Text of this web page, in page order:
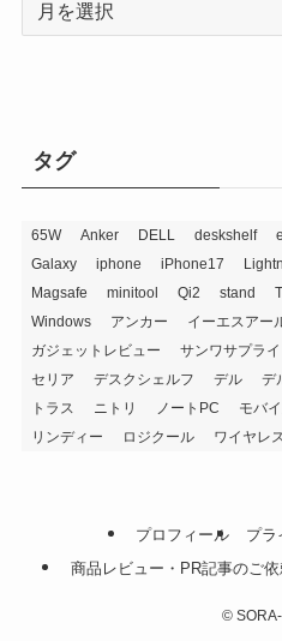
タグ
65W Anker DELL deskshelf
Galaxy
iphone iPhone17
Magsafe
minitool Qi2 stand
Windows
アンカー イーエスアー
ガジェットレビュー
サンワサプライ
セリア
デスクシェルフ デル デ
トラス
ニトリ ノートPC モバ
リンディー
ロジクール ワイヤレ
プロフィール
プラ
商品レビュー・PR記事のご
©